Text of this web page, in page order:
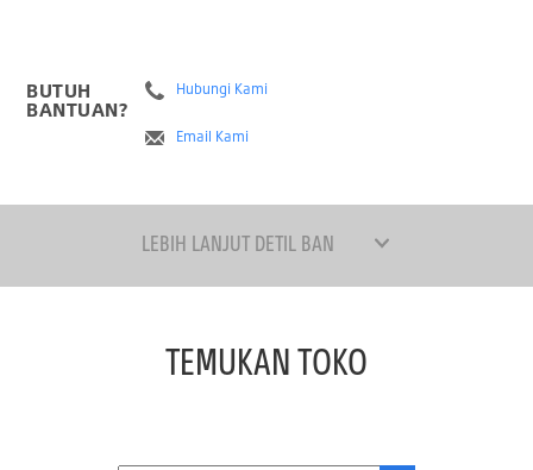
BUTUH
BANTUAN?
Hubungi Kami
Email Kami
LEBIH LANJUT DETIL BAN
TEMUKAN TOKO